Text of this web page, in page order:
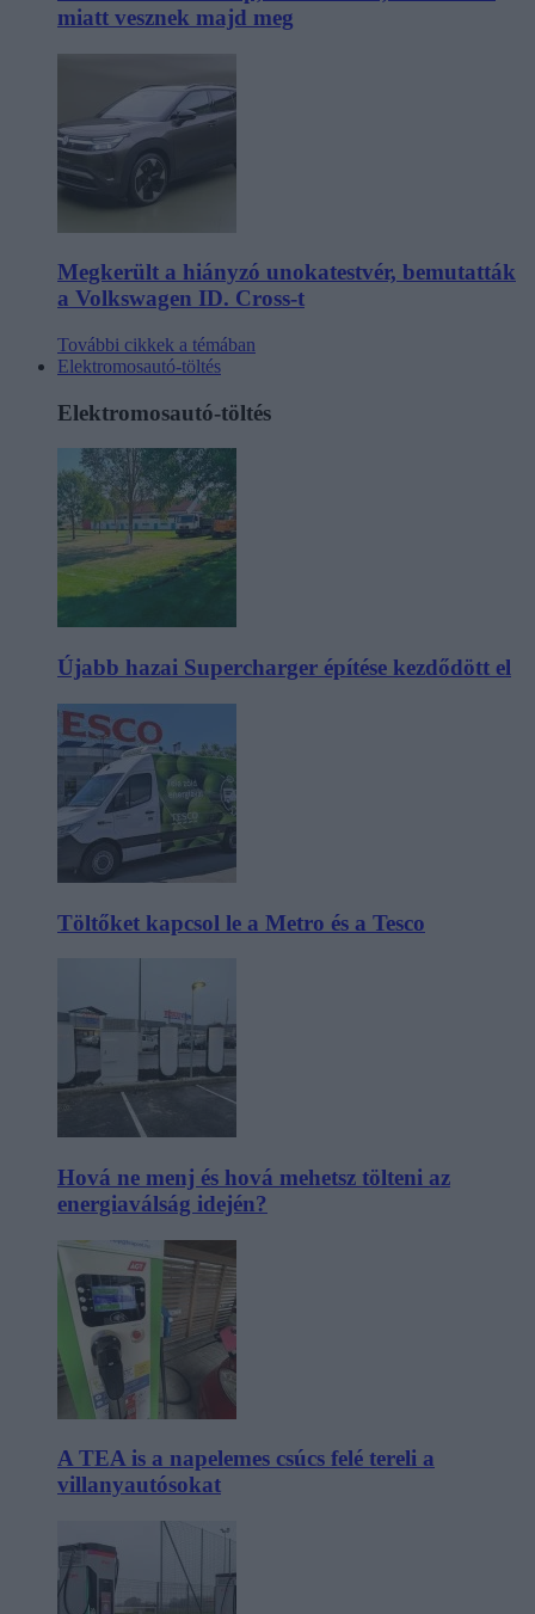
miatt vesznek majd meg
Megkerült a hiányzó unokatestvér, bemutatták
a Volkswagen ID. Cross-t
További cikkek a témában
Elektromosautó-töltés
Elektromosautó-töltés
Újabb hazai Supercharger építése kezdődött el
Töltőket kapcsol le a Metro és a Tesco
Hová ne menj és hová mehetsz tölteni az
energiaválság idején?
A TEA is a napelemes csúcs felé tereli a
villanyautósokat